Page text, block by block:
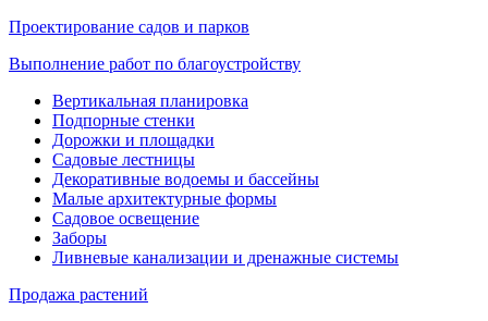
Проектирование садов и парков
Выполнение работ по благоустройству
Вертикальная планировка
Подпорные стенки
Дорожки и площадки
Садовые лестницы
Декоративные водоемы и бассейны
Малые архитектурные формы
Садовое освещение
Заборы
Ливневые канализации и дренажные системы
Продажа растений